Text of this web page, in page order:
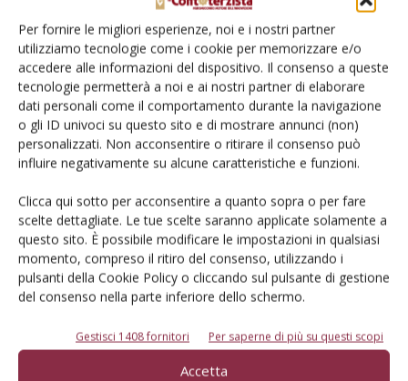
Per fornire le migliori esperienze, noi e i nostri partner
utilizziamo tecnologie come i cookie per memorizzare e/o
accedere alle informazioni del dispositivo. Il consenso a queste
tecnologie permetterà a noi e ai nostri partner di elaborare
dati personali come il comportamento durante la navigazione
o gli ID univoci su questo sito e di mostrare annunci (non)
personalizzati. Non acconsentire o ritirare il consenso può
influire negativamente su alcune caratteristiche e funzioni.
Clicca qui sotto per acconsentire a quanto sopra o per fare
scelte dettagliate. Le tue scelte saranno applicate solamente a
questo sito. È possibile modificare le impostazioni in qualsiasi
momento, compreso il ritiro del consenso, utilizzando i
pulsanti della Cookie Policy o cliccando sul pulsante di gestione
del consenso nella parte inferiore dello schermo.
Gestisci 1408 fornitori Per saperne di più su questi scopi
Accetta
Rimani aggiornato sul mondo
dell’agricoltura
Iscriviti alle nostre newsletter